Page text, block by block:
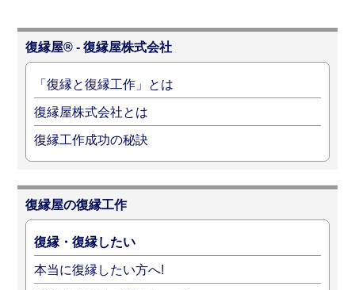
復縁屋® - 復縁屋株式会社
「復縁と復縁工作」とは
復縁屋株式会社とは
復縁工作成功の秘訣
復縁屋の復縁工作
復縁・復縁したい
本当に復縁したい方へ!